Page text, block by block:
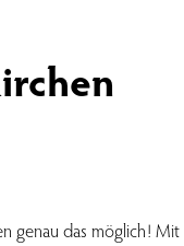
genau das möglich!